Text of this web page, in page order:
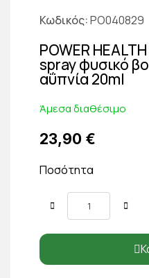
Κωδικός PO040829
POWER
spray φυσικό
αΰπνία 20ml
Άμεσα διαθέσιμο
23,90 €
Ποσότητα